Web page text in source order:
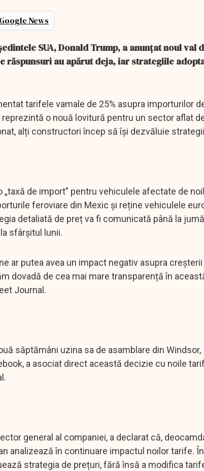
News
SUA, Donald Trump, a anunțat noul val
răspunsuri au apărut deja, iar strategiile
tarifele vamale de 25% asupra importurilor
o nouă lovitură pentru un sector aflat
alți constructori încep să își dezvăluie
de import” pentru vehiculele afectate de
feroviare din Mexic și reține vehiculele
detaliată de preț va fi comunicată până la
sfârșitul lunii.
ar putea avea un impact negativ asupra creșterii
dovadă de cea mai mare transparență în
Journal.
săptămâni uzina sa de asamblare din Windsor,
a asociat direct această decizie cu noile
general al companiei, a declarat că,
analizează în continuare impactul noilor tarife. În
strategia de prețuri, fără însă a modifica